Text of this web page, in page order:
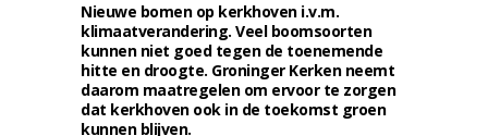
Nieuwe bomen op kerkhoven i.v.m.
klimaatverandering. Veel boomsoorten
kunnen niet goed tegen de toenemende
hitte en droogte. Groninger Kerken neemt
daarom maatregelen om ervoor te zorgen
dat kerkhoven ook in de toekomst groen
kunnen blijven.